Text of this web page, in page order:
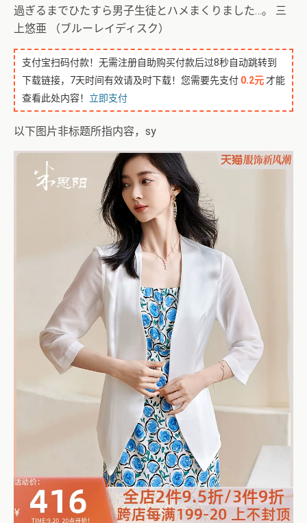
過ぎるまでひたすら男子生徒とハメまくりました…。 三
上悠亜 （ブルーレイディスク）
支付宝扫码付款！无需注册自助购买付款后过8秒自动跳转到
下载链接，7天时间有效请及时下载！您需要先支付 0.2元 才能
查看此处内容！ 立即支付
以下图片非标题所指内容，sy